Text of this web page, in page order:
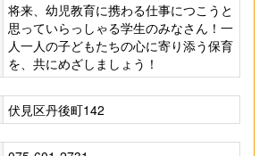
将来、幼児教育に携わる仕事につこうと
思っていらっしゃる学生のみなさん！一
人一人の子どもたちの心に寄り添う保育
を、共にめざしましょう！
伏見区丹後町142